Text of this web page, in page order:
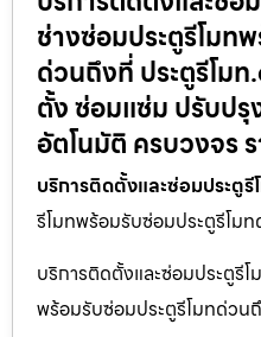
ช่างซ่อมประตูรีโมท
ด่วนถึงที่ ประตูรีโม
ตั้ง ซ่อมแซ่ม ปรับปรุ
อัตโนมัติ ครบวงจร
บริการติดตั้งและซ่อมประตูรี
รีโมทพร้อมรับซ่อมประตูรีโม
บริการติดตั้งและซ่อมประตูรี
พร้อมรับซ่อมประตูรีโมทด่ว